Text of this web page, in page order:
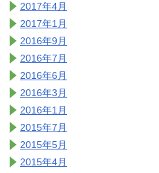
2017年4月
2017年1月
2016年9月
2016年7月
2016年6月
2016年3月
2016年1月
2015年7月
2015年5月
2015年4月